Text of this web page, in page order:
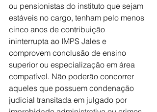
ou pensionistas do instituto que sejam
estáveis no cargo, tenham pelo menos
cinco anos de contribuição
ininterrupta ao IMPS Jales e
comprovem conclusão de ensino
superior ou especialização em área
compatível. Não poderão concorrer
aqueles que possuem condenação
judicial transitada em julgado por